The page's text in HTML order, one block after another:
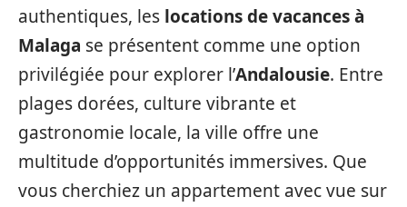
authentiques, les locations de vacances à
Malaga se présentent comme une option
privilégiée pour explorer l’Andalousie. Entre
plages dorées, culture vibrante et
gastronomie locale, la ville offre une
multitude d’opportunités immersives. Que
vous cherchiez un appartement avec vue sur